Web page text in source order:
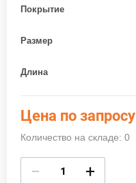
Покрытие
Размер
Длина
Цена по запросу
Количество на складе: 0
− +